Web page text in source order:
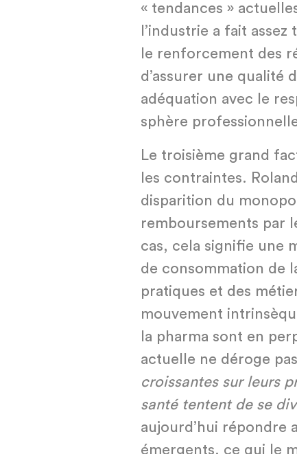
« tendances »
l’industrie a fait
le renforcement des
d’assurer une qualité
adéquation avec le
sphère
Le troisième grand
les contraintes.
disparition du
remboursements par
cas, cela signifie une
de consommation de
pratiques et des
mouvement
la pharma sont en
actuelle ne déroge
croissantes sur leurs
santé tentent de se
aujourd’hui répondre
émergents, ce qui le